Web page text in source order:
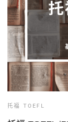
托福 TOEFL